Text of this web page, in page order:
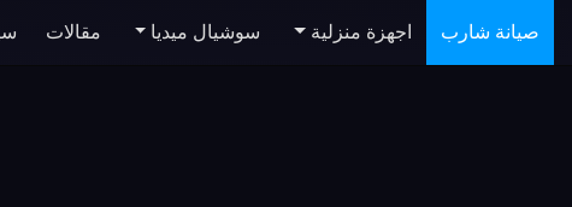
صيانة شارب اجهزة منزلية سوشيال ميديا مقالات